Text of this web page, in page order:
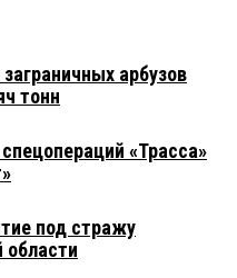
арбузов
тонн
«Трасса»
под стражу
области